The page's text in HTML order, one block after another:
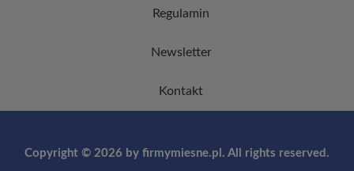
Regulamin
Newsletter
Kontakt
Copyright © 2026 by firmymiesne.pl. All rights reserved.